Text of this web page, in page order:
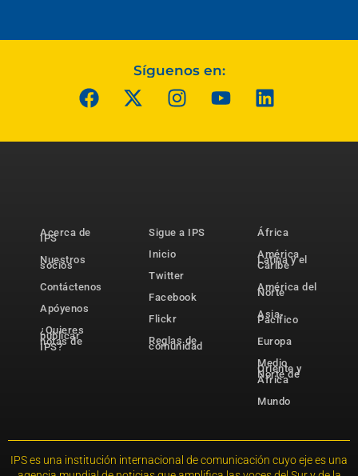
Síguenos en:
Acerca de
IPS
Nuestros
socios
Contáctenos
Apóyenos
¿Quieres
publicar
notas de
IPS?
Sigue a IPS
Inicio
Twitter
Facebook
Flickr
Reglas de
comunidad
África
América
Latina y el
Caribe
América del
Norte
Asia-
Pacífico
Europa
Medio
Oriente y
Norte de
África
Mundo
IPS es una institución internacional de comunicación cuyo eje es una